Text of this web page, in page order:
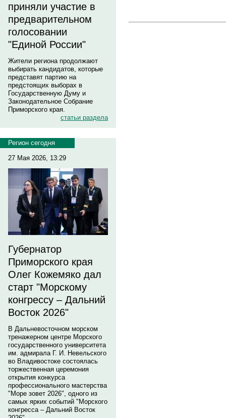
приняли участие в
предварительном
голосовании
"Единой России"
Жители региона продолжают
выбирать кандидатов, которые
представят партию на
предстоящих выборах в
Государственную Думу и
Законодательное Собрание
Приморского края.
статьи раздела
Регион сегодня
27 Мая 2026, 13:29
Губернатор
Приморского края
Олег Кожемяко дал
старт "Морскому
конгрессу – Дальний
Восток 2026"
В Дальневосточном морском
тренажерном центре Морского
государственного университета
им. адмирала Г. И. Невельского
во Владивостоке состоялась
торжественная церемония
открытия конкурса
профессионального мастерства
"Море зовет 2026", одного из
самых ярких событий "Морского
конгресса – Дальний Восток